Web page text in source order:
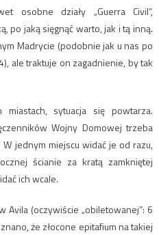
osobne działy „Guerra Civil”,
po jaką sięgnąć warto, jak i tą inną.
Madrycie (podobnie jak u nas po
ale traktuje on zagadnienie, by tak
sytuacja się powtarza.
Wojny Domowej trzeba
jednym miejscu widać je od razu,
ścianie za kratą zamkniętej
ich wcale.
Avila (oczywiście „obiletowanej”: 6
że złocone epitafium na takiej